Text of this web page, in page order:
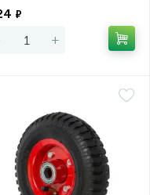
₽
+